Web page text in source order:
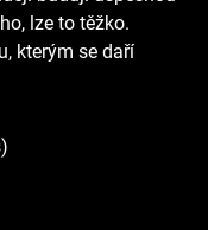
lze to těžko.
kterým se daří